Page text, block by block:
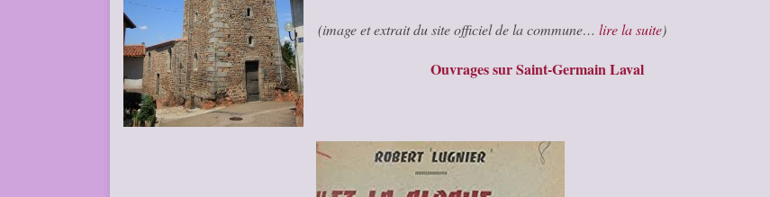
(image et extrait du site officiel de la commune… lire la suite)
Ouvrages sur Saint-Germain Laval